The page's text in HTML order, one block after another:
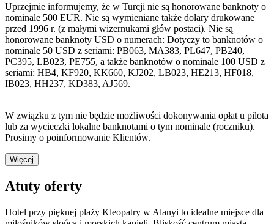
Uprzejmie informujemy, że w Turcji nie są honorowane banknoty o
nominale 500 EUR. Nie są wymieniane także dolary drukowane
przed 1996 r. (z małymi wizernukami głów postaci). Nie są
honorowane banknoty USD o numerach: Dotyczy to banknotów o
nominale 50 USD z seriami: PB063, MA383, PL647, PB240,
PC395, LB023, PE755, a także banknotów o nominale 100 USD z
seriami: HB4, KF920, KK660, KJ202, LB023, HE213, HF018,
IB023, HH237, KD383, AJ569.
W związku z tym nie będzie możliwości dokonywania opłat u pilota
lub za wycieczki lokalne banknotami o tym nominale (roczniku).
Prosimy o poinformowanie Klientów.
Więcej
Atuty oferty
Hotel przy pięknej plaży Kleopatry w Alanyi to idealne miejsce dla